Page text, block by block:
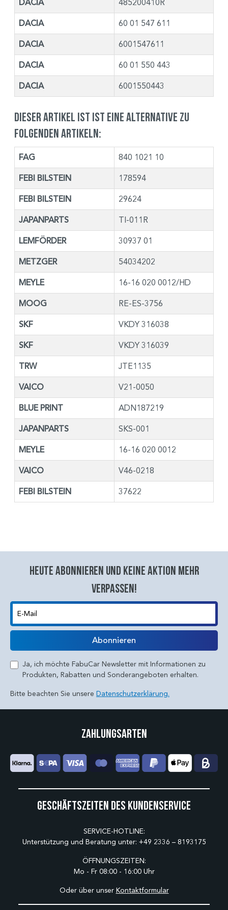
DACIA 485200410R
DACIA 60 01 547 611
DACIA 6001547611
DACIA 60 01 550 443
DACIA 6001550443
Dieser Artikel ist ist eine Alternative zu
folgenden Artikeln:
FAG 840 1021 10
FEBI BILSTEIN 178594
FEBI BILSTEIN 29624
JAPANPARTS TI-011R
LEMFÖRDER 30937 01
METZGER 54034202
MEYLE 16-16 020 0012/HD
MOOG RE-ES-3756
SKF VKDY 316038
SKF VKDY 316039
TRW JTE1135
VAICO V21-0050
BLUE PRINT ADN187219
JAPANPARTS SKS-001
MEYLE 16-16 020 0012
VAICO V46-0218
FEBI BILSTEIN 37622
Heute abonnieren und keine aktion mehr
verpassen!
E-Mail
Abonnieren
Ja, ich möchte FabuCar Newsletter mit Informationen zu
Produkten, Rabatten und Sonderangeboten erhalten.
Bitte beachten Sie unsere Datenschutzerklärung.
Geschäftszeiten des Kundenservice
SERVICE-HOTLINE:
Unterstützung und Beratung unter: +49 2336 – 8193175
ÖFFNUNGSZEITEN:
Mo - Fr 08:00 - 16:00 Uhr
Oder über unser Kontaktformular
Zahlungsarten